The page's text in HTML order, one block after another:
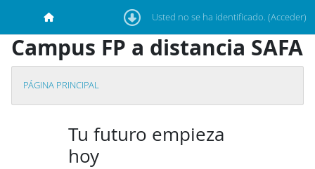
Salta al contenido principal
Página PrincipalUsted no se ha identificado. (Acceder)
Campus FP a distancia SAFA
PÁGINA PRINCIPAL
Bloques
Tu futuro empieza
hoy